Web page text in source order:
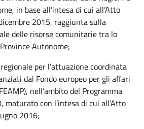
in base all’intesa di cui all’Atto
2015, raggiunta sulla
delle risorse comunitarie tra lo
Autonome;
per l’attuazione coordinata
dal Fondo europeo per gli affari
nell’ambito del Programma
con l’intesa di cui all’Atto
2016;